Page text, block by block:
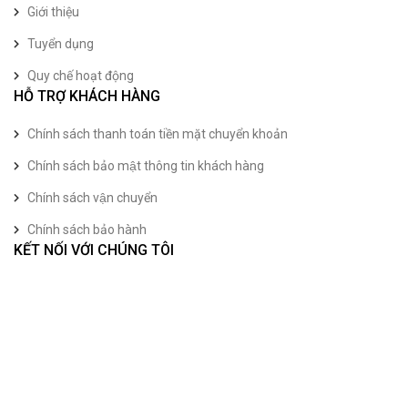
Giới thiệu
Tuyển dụng
Quy chế hoạt động
HỖ TRỢ KHÁCH HÀNG
Chính sách thanh toán tiền mặt chuyển khoản
Chính sách bảo mật thông tin khách hàng
Chính sách vận chuyển
Chính sách bảo hành
KẾT NỐI VỚI CHÚNG TÔI